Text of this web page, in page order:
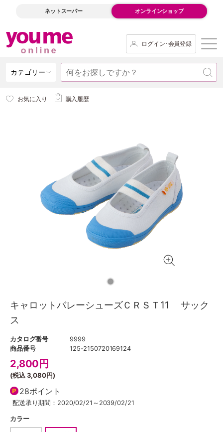
ネットスーパー オンラインショップ
ログイン･会員登録
カテゴリー
お気に入り 購入履歴
キャロットバレーシューズＣＲＳＴ11 サック
ス
カタログ番号
9999
商品番号
125-2150720169124
2,800 円
(税込3,080円)
28ポイント
配送承り期間：2020/02/21～2039/02/21
カラー